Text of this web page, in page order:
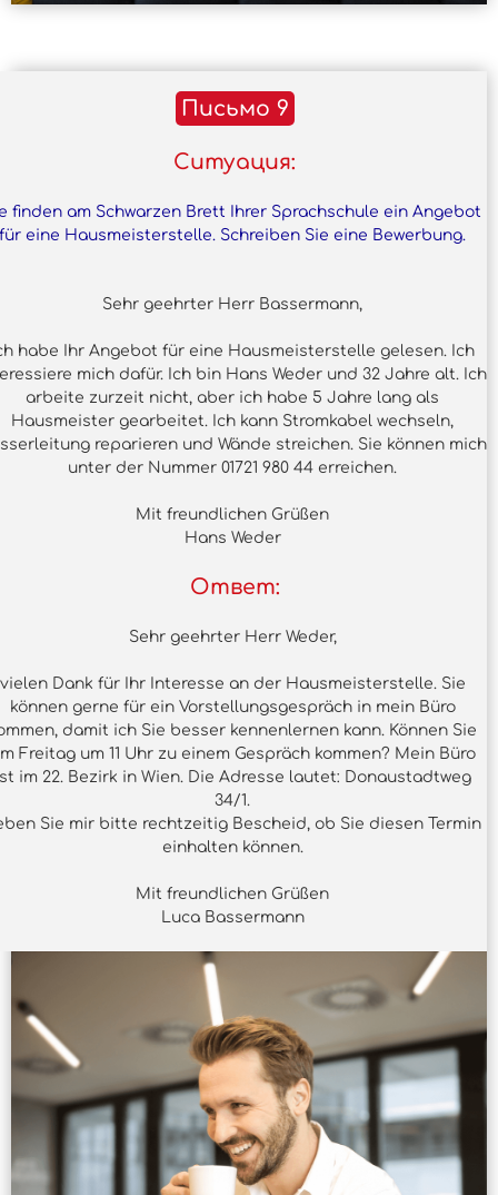
Письмо 9
Ситуация:
finden am Schwarzen Brett Ihrer Sprachschule ein Angebot
für eine Hausmeisterstelle. Schreiben Sie eine Bewerbung.
Sehr geehrter Herr Bassermann,
habe Ihr Angebot für eine Hausmeisterstelle gelesen. Ich
mich dafür. Ich bin Hans Weder und 32 Jahre alt. Ich
arbeite zurzeit nicht, aber ich habe 5 Jahre lang als
Hausmeister gearbeitet. Ich kann Stromkabel wechseln,
reparieren und Wände streichen. Sie können mich
unter der Nummer 01721 980 44 erreichen.
Mit freundlichen Grüßen
Hans Weder
Ответ:
Sehr geehrter Herr Weder,
vielen Dank für Ihr Interesse an der Hausmeisterstelle. Sie
können gerne für ein Vorstellungsgespräch in mein Büro
damit ich Sie besser kennenlernen kann. Können Sie
Freitag um 11 Uhr zu einem Gespräch kommen? Mein Büro
im 22. Bezirk in Wien. Die Adresse lautet: Donaustadtweg
34/1.
Sie mir bitte rechtzeitig Bescheid, ob Sie diesen Termin
einhalten können.
Mit freundlichen Grüßen
Luca Bassermann